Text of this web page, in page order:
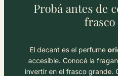
Probá antes de
frasco
El decant es el perfume
accesible. Conocé la
invertir en el frasco grande.